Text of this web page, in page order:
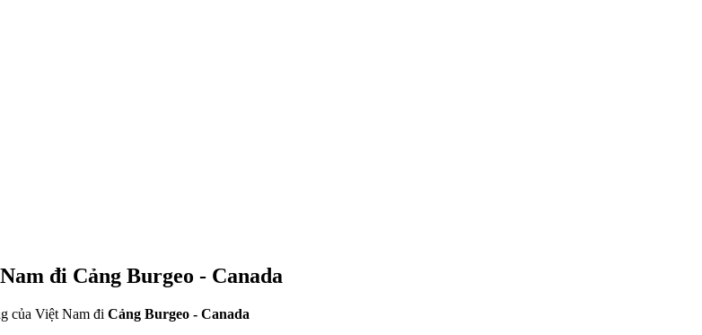
đi Cảng Burgeo - Canada
của Việt Nam đi Cảng Burgeo - Canada